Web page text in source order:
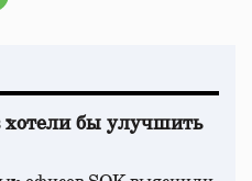
хотели бы улучшить